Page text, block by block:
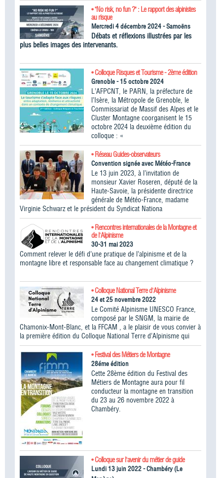
• "No risk, no fun ?" : Le rapport des alpinistes
au risque
Mercredi 4 décembre 2024 - Samoëns
Débats et réflexions illustrées par les
plus belles images des intervenants.
• Colloque Risques et Tourisme - 2ème édition
Grenoble - 15 octobre 2024
L’AFPCNT, le PARN, la préfecture de
l’Isère, la Métropole de Grenoble, le
Commissariat de Massif des Alpes et le
Cluster Montagne coorganisent le 15
octobre 2024 la deuxième édition du
colloque : «
• Réseau Guides-observateurs
Convention signée avec Météo-France
Le 13 juin 2023, à l’invitation de
monsieur Xavier Roseren, député de la
Haute-Savoie, la présidente directrice
générale de Météo-France, madame
Virginie Schwarz et le président du Syndicat Nationa
• Rencontres internationales de la Montagne et
de l'Alpinisme
30-31 mai 2023
Comment relever le défi d’une pratique de l’alpinisme et de la
montagne libre et responsable face au changement climatique ?
• Colloque National Terre d'Alpinisme
24 et 25 novembre 2022
Le Comité Alpinisme UNESCO France,
composé par le SNGM, la mairie de
Chamonix-Mont-Blanc, et la FFCAM , a le plaisir de vous convier à
la première édition du Colloque National Terre d’Alpinisme qui
• Festival des Métiers de Montagne
28éme édition
Cette 28ème édition du Festival des
Métiers de Montagne aura pour fil
conducteur la montagne en transition
du 23 au 26 novembre 2022 à
Chambéry.
• Colloque sur l'avenir du métier de guide
Lundi 13 juin 2022 - Chambéry (Le